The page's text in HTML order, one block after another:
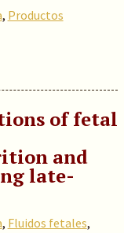
, Productos
of fetal
and
late-
, Fluidos fetales,